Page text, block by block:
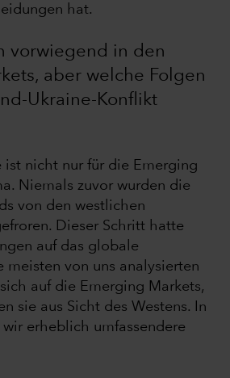
hat.
vorwiegend in den
aber welche Folgen
Ukraine-Konflikt
ist nicht nur für die Emerging
Niemals zuvor wurden die
von den westlichen
Dieser Schritt hatte
auf das globale
meisten von uns analysierten
auf die Emerging Markets,
sie aus Sicht des Westens. In
erheblich umfassendere